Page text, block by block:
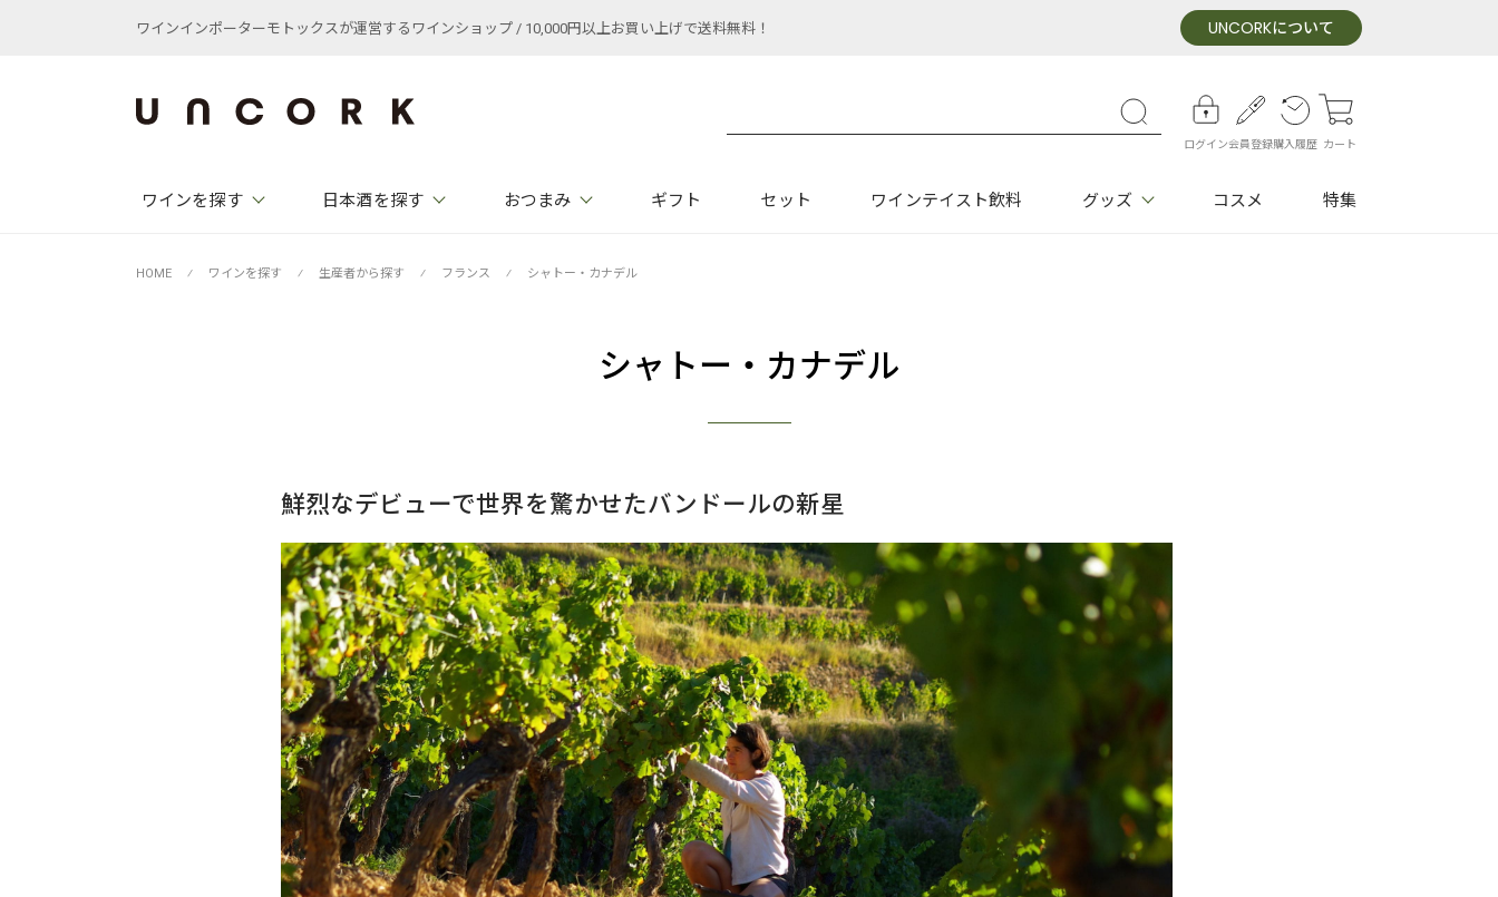
ワインインポーターモトックスが運営するワインショップ / 10,000円以上お買い上げで送料無料！ UNCORKについて
ログイン会員登録購入履歴 カート
ワインを探す 日本酒を探す おつまみ ギフト セット ワインテイスト飲料 グッズ コスメ 特集
HOME ⁄ ワインを探す ⁄ 生産者から探す ⁄ フランス ⁄ シャトー・カナデル
シャトー・カナデル
鮮烈なデビューで世界を驚かせたバンドールの新星